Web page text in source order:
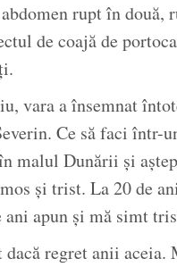
rupt în două,
de coajă de
vara a însemnat
Ce să faci într-
malul Dunării și
și trist. La 20 de
ani apun și mă simt
regret anii aceia.